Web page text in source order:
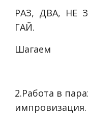
РАЗ, ДВА, НЕ
ГАЙ.
2.Работа в
импровизация.